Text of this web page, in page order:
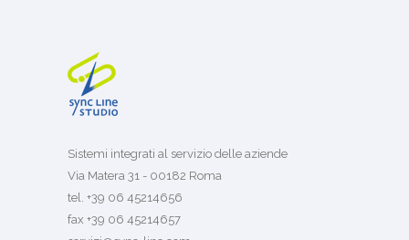
Sistemi integrati al servizio delle aziende
Via Matera 31 - 00182 Roma
tel. +39 06 45214656
fax +39 06 45214657